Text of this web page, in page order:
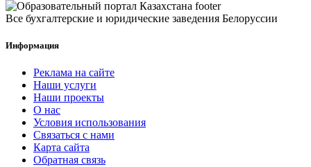
Все бухгалтерские и юридические заведения Белоруссии
Информация
Реклама на сайте
Наши услуги
Наши проекты
О нас
Условия использования
Связаться с нами
Карта сайта
Обратная связь